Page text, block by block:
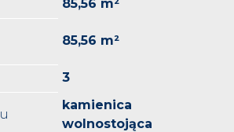
85,56 m²
85,56 m²
3
kamienica
wolnostojąca